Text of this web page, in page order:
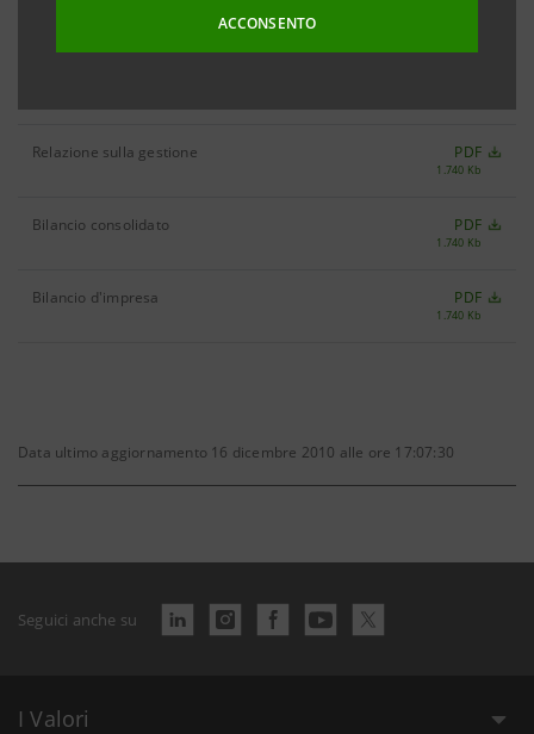
ACCONSENTO
Relazione sulla gestione PDF
1.740 Kb
Bilancio consolidato PDF
1.740 Kb
Bilancio d'impresa PDF
1.740 Kb
Data ultimo aggiornamento 16 dicembre 2010 alle ore 17:07:30
Seguici anche su
I Valori